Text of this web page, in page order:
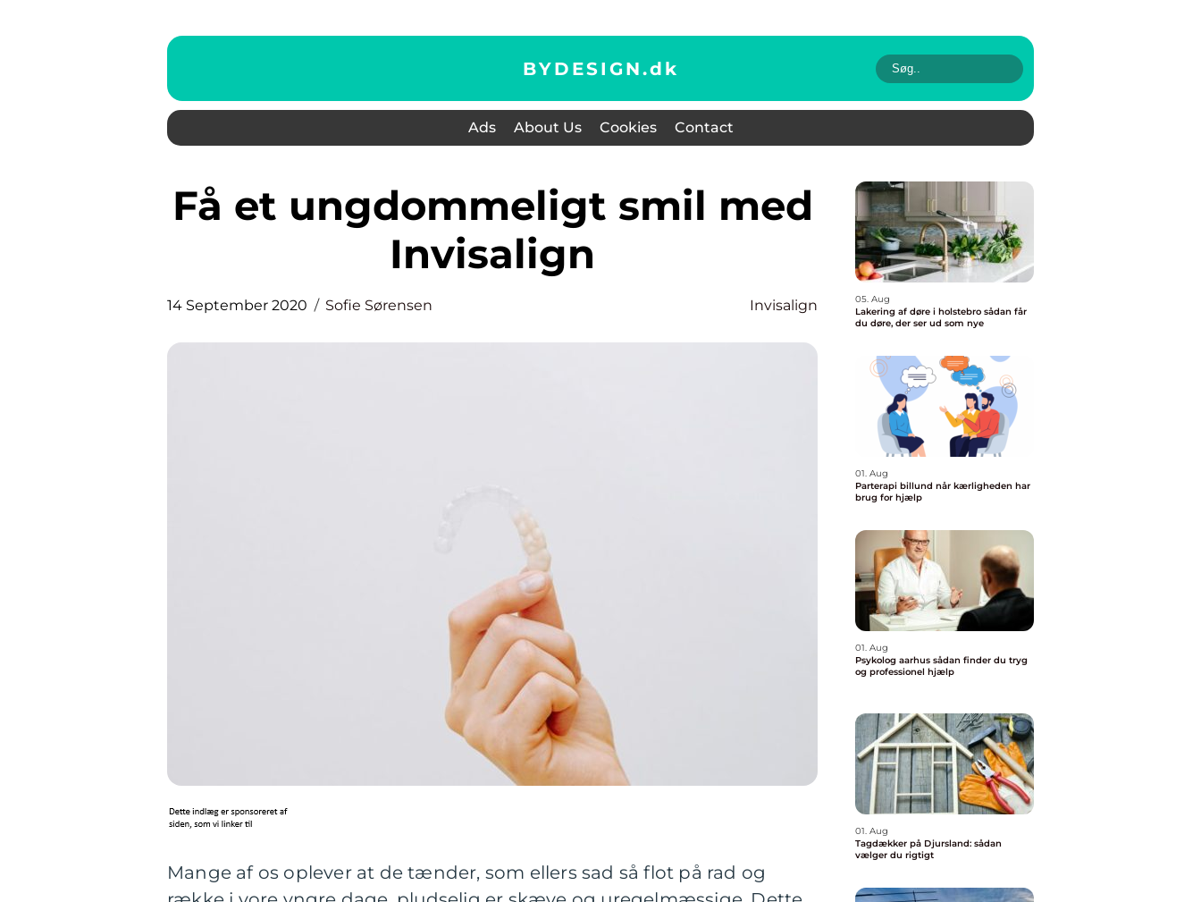
BYDESIGN.dk
Ads About Us Cookies Contact
Få et ungdommeligt smil med
Invisalign
14 September 2020 Sofie Sørensen Invisalign
Mange af os oplever at de tænder, som ellers sad så flot på rad og
05. Aug
Lakering af døre i holstebro sådan får
du døre, der ser ud som nye
01. Aug
Parterapi billund når kærligheden har
brug for hjælp
01. Aug
Psykolog aarhus sådan finder du tryg
og professionel hjælp
01. Aug
Tagdækker på Djursland: sådan
vælger du rigtigt